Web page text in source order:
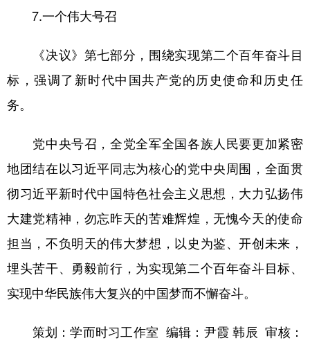
7.一个伟大号召
《决议》第七部分，围绕实现第二个百年奋斗目
标，强调了新时代中国共产党的历史使命和历史任
务。
党中央号召，全党全军全国各族人民要更加紧密
地团结在以习近平同志为核心的党中央周围，全面贯
彻习近平新时代中国特色社会主义思想，大力弘扬伟
大建党精神，勿忘昨天的苦难辉煌，无愧今天的使命
担当，不负明天的伟大梦想，以史为鉴、开创未来，
埋头苦干、勇毅前行，为实现第二个百年奋斗目标、
实现中华民族伟大复兴的中国梦而不懈奋斗。
策划：学而时习工作室 编辑：尹霞 韩辰 审核：